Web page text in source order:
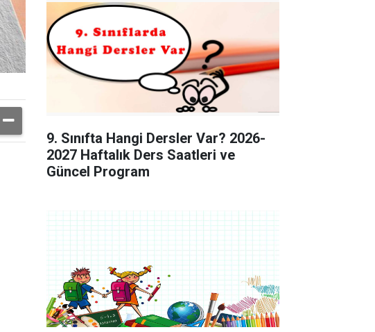
9. Sınıfta Hangi Dersler Var? 2026-
2027 Haftalık Ders Saatleri ve
Güncel Program